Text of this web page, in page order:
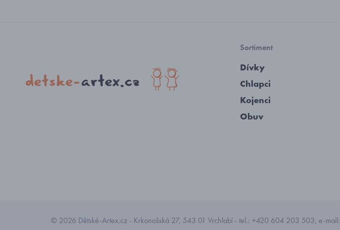
Sortiment
Dívky
Chlapci
Kojenci
Obuv
© 2026 Dětské-Artex.cz - Krkonošská 27, 543 01 Vrchlabí - tel.: +420 604 203 503, e-mail: